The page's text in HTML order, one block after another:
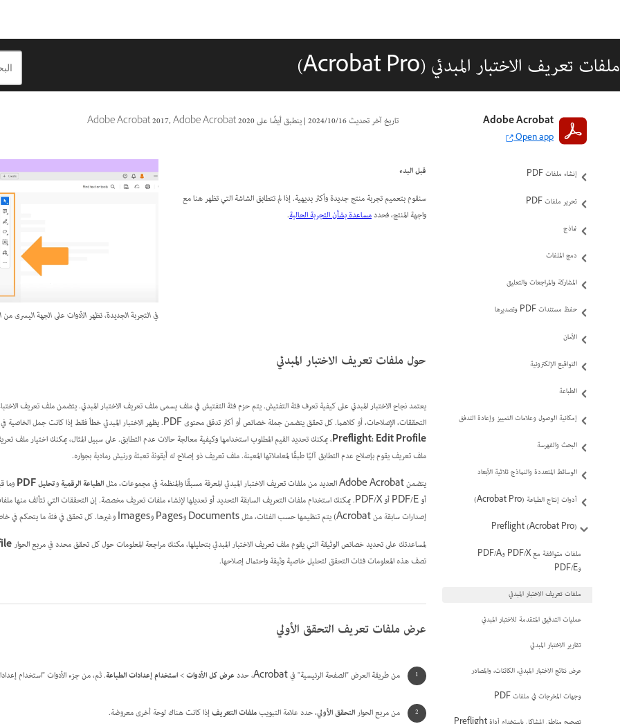
ملفات تعريف الاختبار المبدئي (Acrobat Pro)
تاريخ آخر تحديث16‏/10‏/2024
|ينطبق أيضًا على Adobe Acrobat 2017, Adobe Acrobat 2020 Adobe Acrobat
Open app
مقدمة إلى Acrobat
مساحة العمل
إنشاء ملفات PDF
تحرير ملفات PDF
نماذج
دمج الملفات
المشاركة والمراجعات والتعليق
حفظ مستندات PDF وتصديرها‬
الأمان
التواقيع الإلكترونية
الطباعة
إمكانية الوصول وعلامات التمييز وإعادة التدفق
البحث والفهرسة
الوسائط المتعددة والنماذج ثلاثية الأبعاد
أدوات إنتاج الطباعة (Acrobat Pro)
Preflight (Acrobat Pro)
ملفات متوافقة مع PDF/X وPDF/A
وPDF/E
ملفات تعريف الاختبار المبدئي
عمليات التدقيق المتقدمة للاختبار المبدئي
تقارير الاختبار المبدئي
عرض نتائج الاختبار المبدئي، الكائنات، والمصادر
وجهات المخرجات في ملفات PDF
قبل البدء
سنقوم بتعميم تجربة منتج جديدة وأكثر بديهية. إذا لم تتطابق الشاشة التي تظهر هنا مع
واجهة المنتج، فحددمساعدة بشأن التجربة الحالية.
في التجربة الجديدة، تظهر الأدوات على الجهة اليسرى من
حول ملفات تعريف الاختبار المبدئي
يعتمد نجاح الاختبار المبدئي على كيفية تعرف فئة التفتيش. يتم حزم فئة التفتيش في ملف يسمى ملف تعريف الاختبار المبدئي. يتضمن ملف تعريف الاختبار
التحققات، الإصلاحات، أو كلاهما. كل تحقق يتضمن جملة خصائص أو أكثر تدقق محتوى PDF. يظهر الاختبار المبدئي خطأ فقط إذا كانت جمل الخاصية في التحقق خاطئة. في مربع الحوار
Preflight: Edit Profile، يمكنك تحديد القيم المطلوب استخدامها وكيفية معالجة حالات عدم التطابق. على سبيل المثال، يمكنك اختيار ملف
ملف تعريف يقوم بإصلاح عدم التطابق آليًا طبقًا لمعاملاتها المعينة. ملف تعريف ذو إصلاح له أيقونة تعبئة ورنيش رمادية بجواره.
يتضمن Adobe Acrobat العديد من ملفات تعريف الاختبار المبدئي المعرفة مسبقًا والمنظمة في مجموعات، مثل
الطباعة الرقميةوتحليل PDF
أو PDF/E أو PDF/X. يمكنك استخدام ملفات التعريف السابقة التحديد أو تعديلها لإنشاء ملفات تعريف مخصصة. إن التحققات التي تتألف منها ملفات التعريف (تسمى
إصدارات سابقة من Acrobat) يتم تنظيمها حسب الفئات، مثل Documents وPages وImages وغيرها. كل تحقق في فئة ما يتحكم في خاصية معينة في الوثيقة.
لمساعدتك على تحديد خصائص الوثيقة التي يقوم ملف تعريف الاختبار المبدئي بتحليلها، مكنك مراجعة المعلومات حول كل تحقق محدد في مربع الحوار
تصف هذه المعلومات فئات التحقق لتحليل خاصية وثيقة واحتمال إصلاحها.
عرض ملفات تعريف التحقق الأولي
من طريقة العرض "الصفحة الرئيسية" في Acrobat، حدد عرض كل الأدوات>استخدام إعدادات الطباعة. ثم، من جزء الأدوات "استخدام
من مربع الحوارالتحقق الأولي، حدد علامة التبويبملفات التعريفإذا كانت هناك لوحة أخرى معروضة.